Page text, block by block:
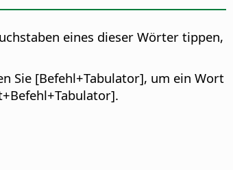
eines dieser Wörter tippen,
Sie [Befehl+Tabulator], um ein Wort
Befehl+Tabulator].